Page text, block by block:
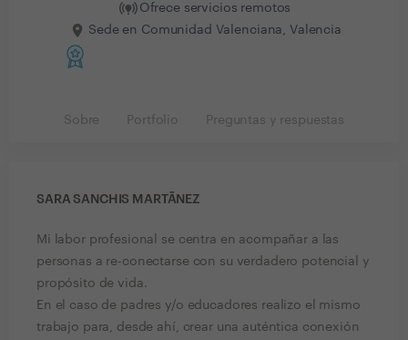
Ofrece servicios remotos
Sede en Comunidad Valenciana, Valencia
Sobre Portfolio Preguntas y respuestas
SARA SANCHIS MARTÃ­NEZ
Mi labor profesional se centra en acompañar a las
personas a re-conectarse con su verdadero potencial y
propósito de vida.
En el caso de padres y/o educadores realizo el mismo
trabajo para, desde ahí, crear una auténtica conexión